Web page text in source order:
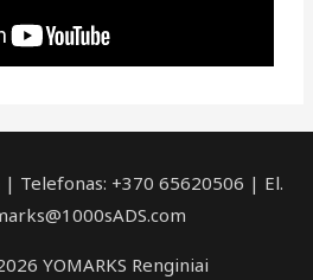
| Telefonas: +370 65620506 | El.
YOMARKS Renginiai